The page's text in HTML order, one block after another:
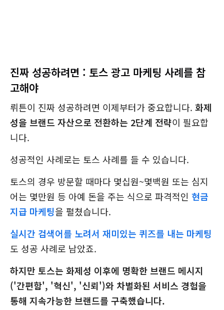
진짜 성공하려면 : 토스 광고 마케팅 사례를 참
고해야
뤼튼이 진짜 성공하려면 이제부터가 중요합니다. 화제
성을 브랜드 자산으로 전환하는 2단계 전략이 필요합
니다.
성공적인 사례로는 토스 사례를 들 수 있습니다.
토스의 경우 방문할 때마다 몇십원~몇백원 또는 심지
어는 몇만원 등 아예 돈을 주는 식으로 파격적인 현금
지급 마케팅을 펼쳤습니다.
실시간 검색어를 노려서 재미있는 퀴즈를 내는 마케팅
도 성공 사례로 남았죠.
하지만 토스는 화제성 이후에 명확한 브랜드 메시지
('간편함', '혁신', '신뢰')와 차별화된 서비스 경험을
통해 지속가능한 브랜드를 구축했습니다.